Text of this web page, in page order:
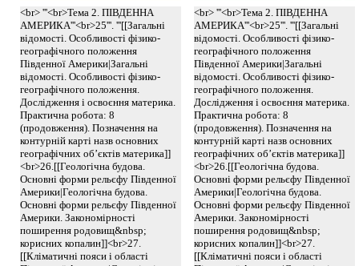
<br> '''<br>Тема 2. ПІВДЕННА
АМЕРИКА'''<br>25'''. '''[[Загальні
відомості. Особливості фізико-
географічного положення
Південної Америки|Загальні
відомості. Особливості фізико-
географічного положення.
Дослідження і освоєння материка.
Практична робота: 8
(продовження). Позначення на
контурній карті назв основних
географічних об’єктів материка]]
<br>26.[[Геологічна будова.
Основні форми рельєфу Південної
Америки|Геологічна будова.
Основні форми рельєфу Південної
Америки. Закономірності
поширення родовищ&nbsp;
корисних копалин]]<br>27.
[[Кліматичні пояси і області
<br> '''<br>Тема 2. ПІВДЕННА
АМЕРИКА'''<br>25'''. '''[[Загальні
відомості. Особливості фізико-
географічного положення
Південної Америки|Загальні
відомості. Особливості фізико-
географічного положення.
Дослідження і освоєння материка.
Практична робота: 8
(продовження). Позначення на
контурній карті назв основних
географічних об’єктів материка]]
<br>26.[[Геологічна будова.
Основні форми рельєфу Південної
Америки|Геологічна будова.
Основні форми рельєфу Південної
Америки. Закономірності
поширення родовищ&nbsp;
корисних копалин]]<br>27.
[[Кліматичні пояси і області